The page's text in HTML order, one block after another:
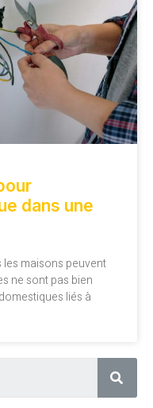
dans une
maisons peuvent
ne sont pas bien
liés à